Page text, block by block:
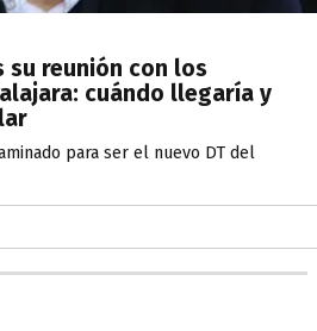
su reunión con los
cuándo llegaría y
para ser el nuevo DT del